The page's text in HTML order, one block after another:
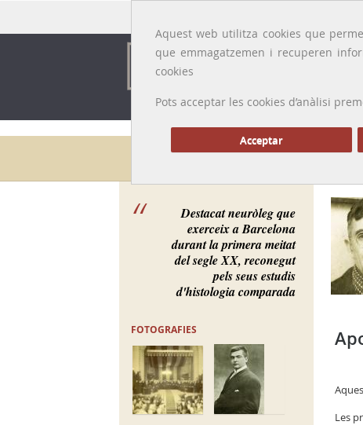
Aquest web utilitza cookies que
que emmagatzemen i recuperen
cookies
Pots acceptar les cookies d’anàlisi
Acceptar
Galeria de metges
Destacat neuròleg que
exerceix a Barcelona
durant la primera meitat
del segle XX, reconegut
pels seus estudis
d'histologia comparada
FOTOGRAFIES
Les